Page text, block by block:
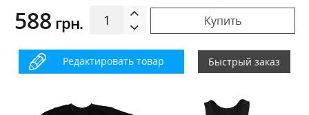
588 грн. Купить
Редактировать товар Быстрый заказ